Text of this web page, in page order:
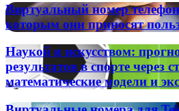
Виртуальный
номер
телефона:
причины,
по
которым
они
приносят
пользу
Виртуальный номер
которым они приносят
Наукой
и
искусством:
прогнозирование
Наукой и искусством:
результатов в спорте через
математические модели и
Виртуальные